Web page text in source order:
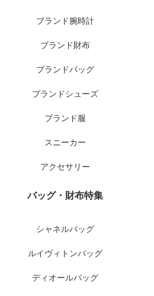
ブランド腕時計
ブランド財布
ブランドバッグ
ブランドシューズ
ブランド服
スニーカー
アクセサリー
バッグ・財布特集
シャネルバッグ
ルイヴィトンバッグ
ディオールバッグ